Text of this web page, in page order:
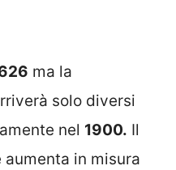
ma la
solo diversi
nel 1900. Il
in misura